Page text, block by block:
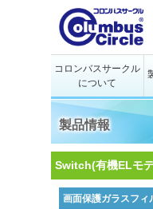
コロンバスサークル
について
製品情報
Switch(有機ELモ
画面保護ガラスフ